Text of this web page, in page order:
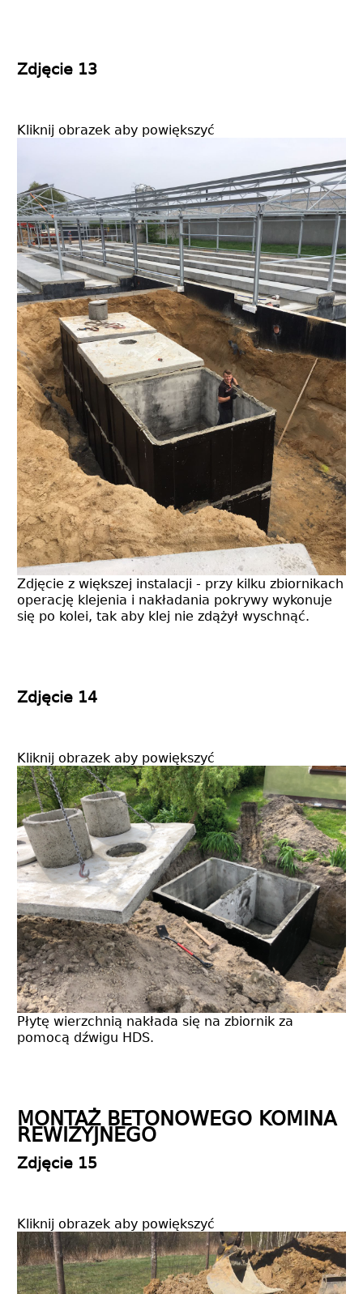
Zdjęcie 13
Kliknij obrazek aby powiększyć
Zdjęcie z większej instalacji - przy kilku zbiornikach
operację klejenia i nakładania pokrywy wykonuje
się po kolei, tak aby klej nie zdążył wyschnąć.
Zdjęcie 14
Kliknij obrazek aby powiększyć
Płytę wierzchnią nakłada się na zbiornik za
pomocą dźwigu HDS.
MONTAŻ BETONOWEGO KOMINA
REWIZYJNEGO
Zdjęcie 15
Kliknij obrazek aby powiększyć